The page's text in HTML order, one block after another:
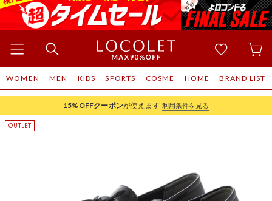
WOMEN MEN KIDS SPORTS COSME HOME BRAND LIST
15%OFFクーポンが使えます 利用条件を見る